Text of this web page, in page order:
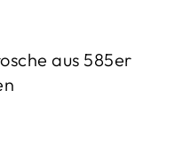
aus 585er